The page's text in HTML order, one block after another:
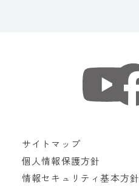
サイトマップ
個人情報保護方針
情報セキュリティ基本方針